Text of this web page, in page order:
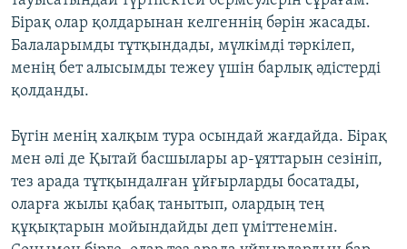
Бірақ олар қолдарынан келгеннің бәрін жасады.
Балаларымды тұтқындады, мүлкімді тәркілеп,
менің бет алысымды тежеу үшін барлық әдістерді
қолданды.
Бүгін менің халқым тура осындай жағдайда. Бірақ
мен әлі де Қытай басшылары ар-ұяттарын сезініп,
тез арада тұтқындалған ұйғырларды босатады,
оларға жылы қабақ танытып, олардың тең
құқықтарын мойындайды деп үміттенемін.